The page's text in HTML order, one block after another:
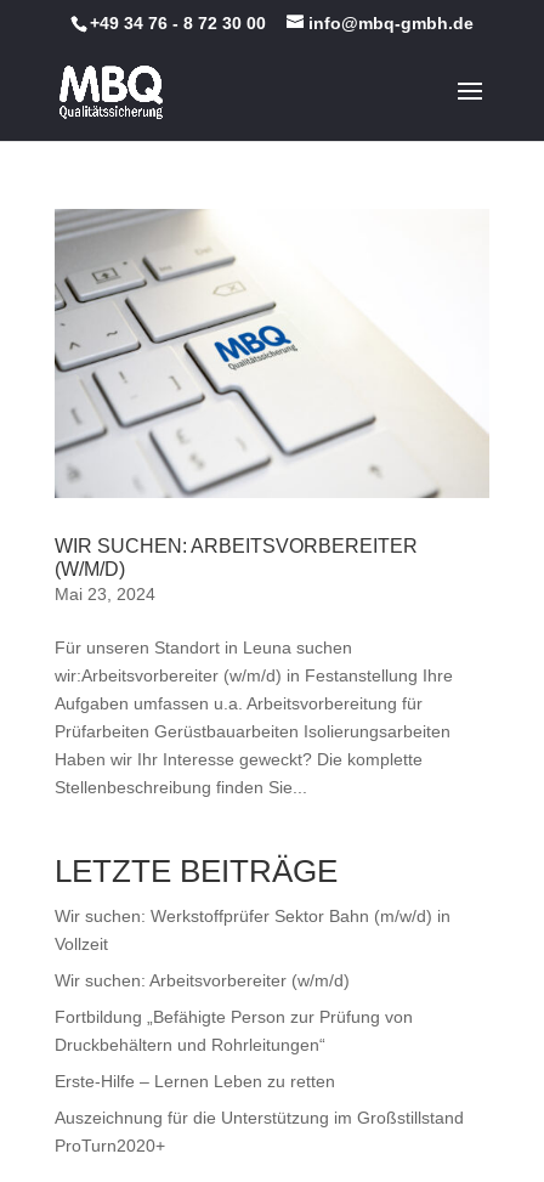
+49 34 76 - 8 72 30 00 info@mbq-gmbh.de
WIR SUCHEN: ARBEITSVORBEREITER
(W/M/D)
Mai 23, 2024
Für unseren Standort in Leuna suchen
wir:Arbeitsvorbereiter (w/m/d) in Festanstellung Ihre
Aufgaben umfassen u.a. Arbeitsvorbereitung für
Prüfarbeiten Gerüstbauarbeiten Isolierungsarbeiten
Haben wir Ihr Interesse geweckt? Die komplette
Stellenbeschreibung finden Sie...
LETZTE BEITRÄGE
Wir suchen: Werkstoffprüfer Sektor Bahn (m/w/d) in
Vollzeit
Wir suchen: Arbeitsvorbereiter (w/m/d)
Fortbildung „Befähigte Person zur Prüfung von
Druckbehältern und Rohrleitungen“
Erste-Hilfe – Lernen Leben zu retten
Auszeichnung für die Unterstützung im Großstillstand
ProTurn2020+